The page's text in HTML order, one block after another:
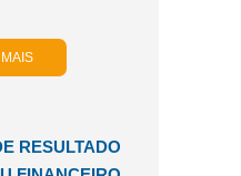
RESULTADO